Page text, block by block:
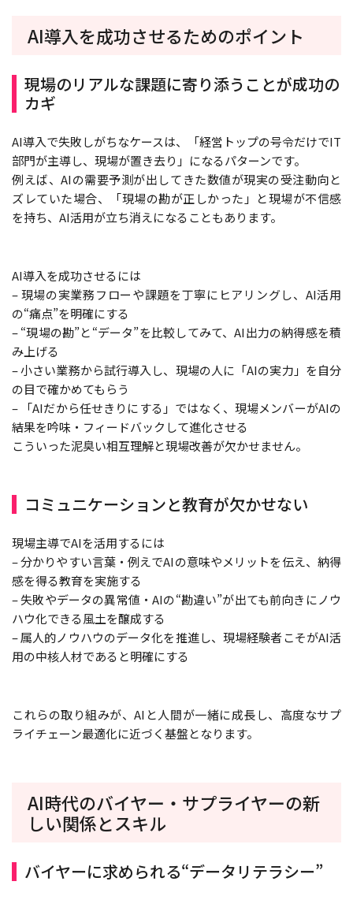
AI導入を成功させるためのポイント
現場のリアルな課題に寄り添うことが成功の
カギ
AI導入で失敗しがちなケースは、「経営トップの号令だけでIT
部門が主導し、現場が置き去り」になるパターンです。
例えば、AIの需要予測が出してきた数値が現実の受注動向と
ズレていた場合、「現場の勘が正しかった」と現場が不信感
を持ち、AI活用が立ち消えになることもあります。
AI導入を成功させるには
– 現場の実業務フローや課題を丁寧にヒアリングし、AI活用
の“痛点”を明確にする
– “現場の勘”と“データ”を比較してみて、AI出力の納得感を積
み上げる
– 小さい業務から試行導入し、現場の人に「AIの実力」を自分
の目で確かめてもらう
– 「AIだから任せきりにする」ではなく、現場メンバーがAIの
結果を吟味・フィードバックして進化させる
こういった泥臭い相互理解と現場改善が欠かせません。
コミュニケーションと教育が欠かせない
現場主導でAIを活用するには
– 分かりやすい言葉・例えでAIの意味やメリットを伝え、納得
感を得る教育を実施する
– 失敗やデータの異常値・AIの“勘違い”が出ても前向きにノウ
ハウ化できる風土を醸成する
– 属人的ノウハウのデータ化を推進し、現場経験者こそがAI活
用の中核人材であると明確にする
これらの取り組みが、AIと人間が一緒に成長し、高度なサプ
ライチェーン最適化に近づく基盤となります。
AI時代のバイヤー・サプライヤーの新
しい関係とスキル
バイヤーに求められる“データリテラシー”